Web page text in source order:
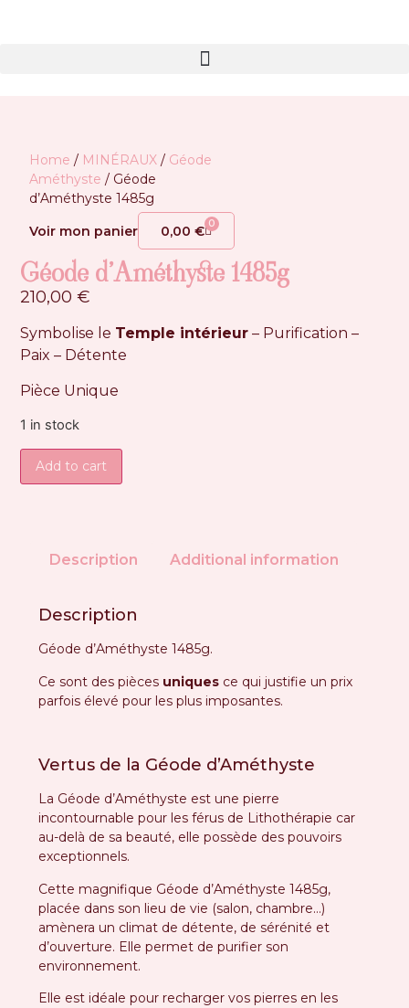
Home / MINÉRAUX / Géode
Améthyste / Géode
d’Améthyste 1485g
Voir mon panier
0,00€ 0
Géode d’Améthyste 1485g
210,00€
Symbolise le Temple intérieur – Purification –
Paix – Détente
Pièce Unique
1 in stock
Add to cart
Description Additional information
Description
Géode d’Améthyste 1485g.
Ce sont des pièces uniques ce qui justifie un prix
parfois élevé pour les plus imposantes.
Vertus de la Géode d’Améthyste
La Géode d’Améthyste est une pierre
incontournable pour les férus de Lithothérapie car
au-delà de sa beauté, elle possède des pouvoirs
exceptionnels.
Cette magnifique Géode d’Améthyste 1485g,
placée dans son lieu de vie (salon, chambre…)
amènera un climat de détente, de sérénité et
d’ouverture. Elle permet de purifier son
environnement.
Elle est idéale pour recharger vos pierres en les